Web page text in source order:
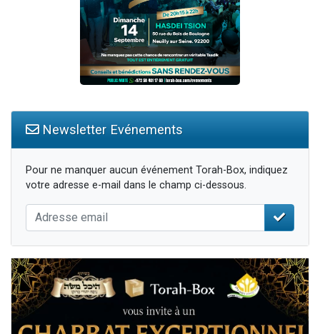
Newsletter Evénements
Pour ne manquer aucun événement Torah-Box, indiquez
votre adresse e-mail dans le champ ci-dessous.